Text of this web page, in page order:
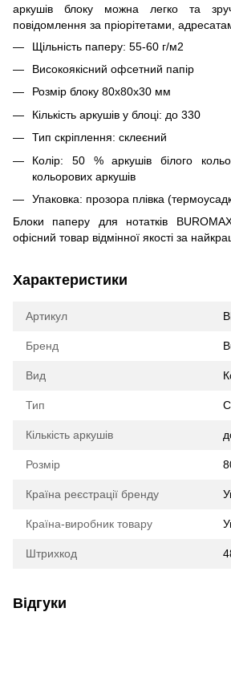
аркушів блоку можна легко та
повідомлення за пріорітетами,
Щільність паперу: 55-60 г/м2
Високоякісний офсетний папір
Розмір блоку 80х80х30 мм
Кількість аркушів у блоці: до 330
Тип скріплення: склеєний
Колір: 50 % аркушів білого
кольорових аркушів
Упаковка: прозора плівка
Блоки паперу для нотатків
офісний товар відмінної якості за
Характеристики
Артикул
Бренд
Вид
Тип
Кількість аркушів
Розмір
Країна реєстрації бренду
Країна-виробник товару
Штрихкод
Відгуки